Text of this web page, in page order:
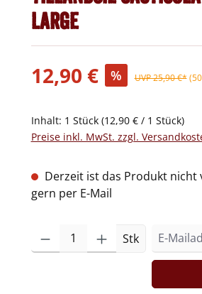
large
12,90 € % UVP 25,90 €*
Inhalt: 1 Stück (12,90 € / 1 Stück)
Preise inkl. MwSt. zzgl.
Derzeit ist das Produkt
gern per E-Mail
Stk